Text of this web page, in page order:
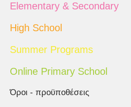
Elementary & Secondary
High School
Summer Programs
Online Primary School
Όροι - προϋποθέσεις